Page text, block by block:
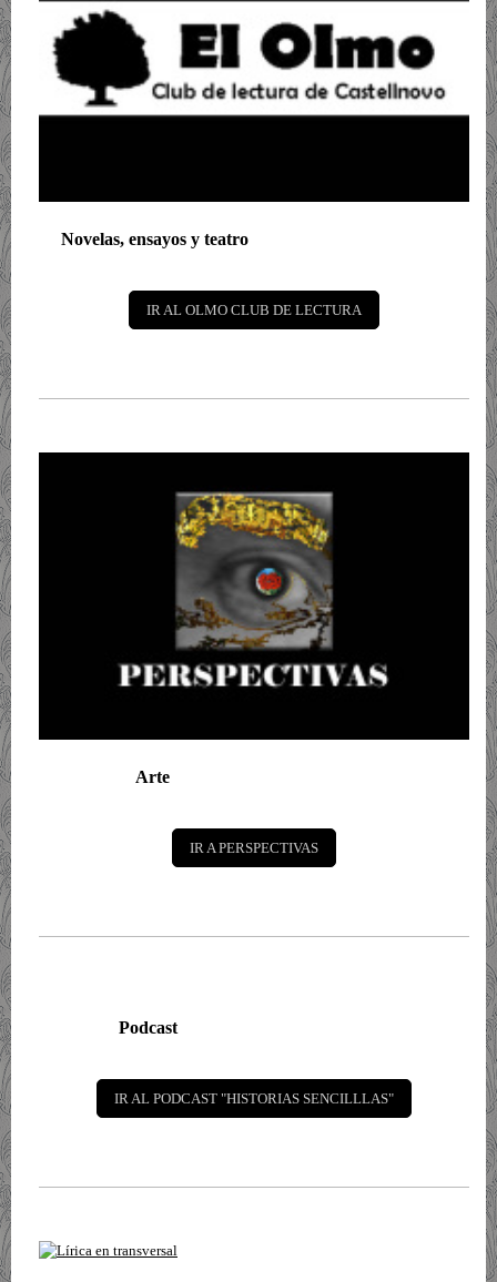
Novelas, ensayos y teatro
IR AL OLMO CLUB DE LECTURA
Arte
IR A PERSPECTIVAS
Podcast
IR AL PODCAST "HISTORIAS SENCILLLAS"